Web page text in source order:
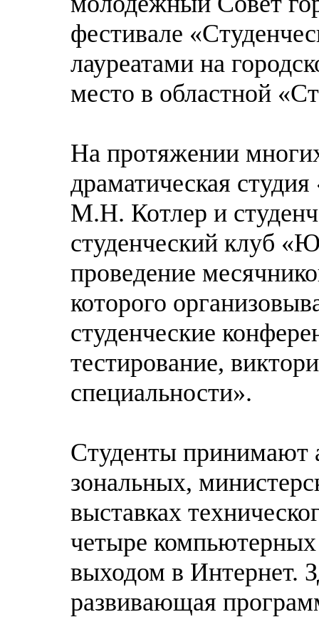
фестивале
лауреатами на
место в областной
На протяжении
драматическая
М.Н. Котлер и
студенческий клуб
проведение
которого
студенческие
тестирование,
специальности».
Студенты принимают
зональных,
выставках
четыре
выходом в Интернет.
развивающая